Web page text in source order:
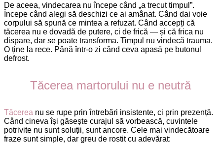
De aceea, vindecarea nu începe când „a trecut timpul”.
Începe când alegi să deschizi ce ai amânat. Când dai voie
corpului să spună ce mintea a refuzat. Când accepți că
tăcerea nu e dovadă de putere, ci de frică — și că frica nu
dispare, dar se poate transforma. Timpul nu vindecă trauma.
O ține la rece. Până într-o zi când ceva apasă pe butonul
defrost.
Tăcerea martorului nu e neutră
Tăcerea nu se rupe prin întrebări insistente, ci prin prezență.
Când cineva își găsește curajul să vorbească, cuvintele
potrivite nu sunt soluții, sunt ancore. Cele mai vindecătoare
fraze sunt simple, dar greu de rostit cu adevărat: